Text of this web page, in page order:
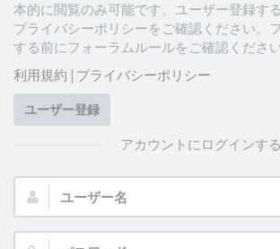
本的に閲覧のみ可能です。ユーザー登録す
プライバシーポリシーをご確認ください。
する前にフォーラムルールをご確認ください
利用規約 | プライバシーポリシー
ユーザー登録
アカウントにログインする
ザ